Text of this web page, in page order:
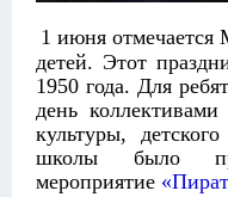
1 июня
детей. Этот
1950 года. Для
день
культуры,
школы было
мероприятие